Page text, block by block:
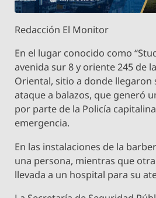
Redacción El Monitor
En el lugar conocido como
avenida sur 8 y oriente 245 de
Oriental, sitio a donde llegaron
ataque a balazos, que generó
por parte de la Policía
emergencia.
En las instalaciones de la
una persona, mientras que
llevada a un hospital para su